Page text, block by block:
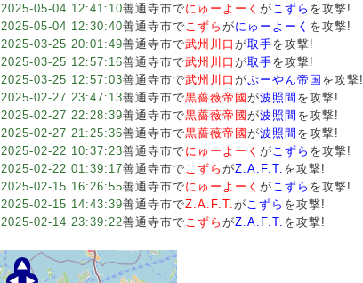
2025-05-04 12:41:10善通寺市でにゅーよーく がこずら を攻撃!
2025-05-04 12:30:40善通寺市でこずら がにゅーよーく を攻撃!
2025-03-25 20:01:49善通寺市で武州川口 が取手を攻撃!
2025-03-25 12:57:16善通寺市で武州川口 が取手を攻撃!
2025-03-25 12:57:03善通寺市で武州川口 がぷーやん帝国 を攻撃!
2025-02-27 23:47:13善通寺市で黒薔薇帝國 が波照間 を攻撃!
2025-02-27 22:28:39善通寺市で黒薔薇帝國 が波照間 を攻撃!
2025-02-27 21:25:36善通寺市で黒薔薇帝國 が波照間 を攻撃!
2025-02-22 10:37:23善通寺市でにゅーよーく がこずら を攻撃!
2025-02-22 01:39:17善通寺市でこずら がZ.A.F.T. を攻撃!
2025-02-15 16:26:55善通寺市でにゅーよーく がこずら を攻撃!
2025-02-15 14:43:39善通寺市でZ.A.F.T.がこずら を攻撃!
2025-02-14 23:39:22善通寺市でこずら がZ.A.F.T. を攻撃!